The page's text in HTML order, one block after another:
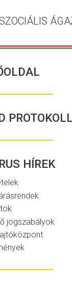
PROTOKOLL
HÍREK
jogszabályok